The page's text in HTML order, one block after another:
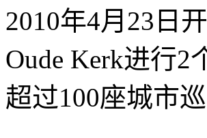
2010年4月23日
Oude Kerk进行
超过100座城市